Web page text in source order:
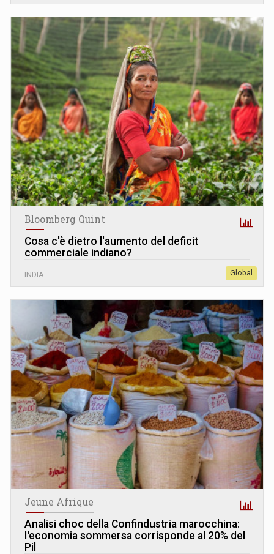
Bloomberg Quint
Cosa c'è dietro l'aumento del deficit
commerciale indiano?
INDIA Global
Jeune Afrique
Analisi choc della Confindustria marocchina:
l'economia sommersa corrisponde al 20% del
Pil